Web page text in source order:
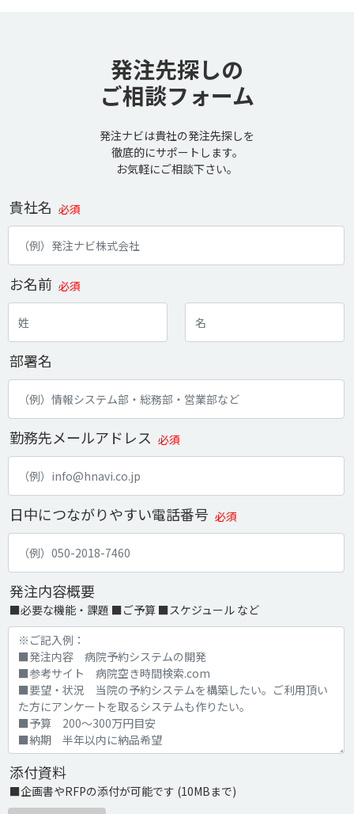
発注先探しの
ご相談フォーム
発注ナビは貴社の発注先探しを
徹底的にサポートします。
お気軽にご相談下さい。
貴社名 必須
お名前 必須
部署名
勤務先メールアドレス 必須
日中につながりやすい電話番号 必須
発注内容概要
■必要な機能・課題 ■ご予算 ■スケジュール など
添付資料
■企画書やRFPの添付が可能です (10MBまで)